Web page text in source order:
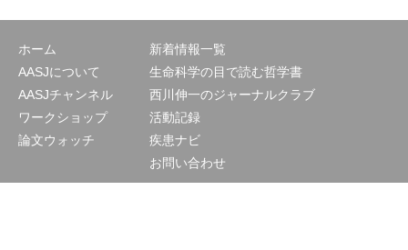
ホーム
AASJについて
AASJチャンネル
ワークショップ
論文ウォッチ
新着情報一覧
生命科学の目で読む哲学書
西川伸一のジャーナルクラブ
活動記録
疾患ナビ
お問い合わせ